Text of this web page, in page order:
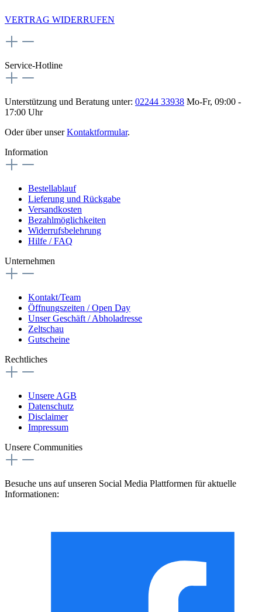
VERTRAG WIDERRUFEN
Service-Hotline
Unterstützung und Beratung unter: 02244 33938 Mo-Fr, 09:00 -
17:00 Uhr
Oder über unserKontaktformular.
Information
Bestellablauf
Lieferung und Rückgabe
Versandkosten
Bezahlmöglichkeiten
Widerrufsbelehrung
Hilfe / FAQ
Unternehmen
Kontakt/Team
Öffnungszeiten / Open Day
Unser Geschäft / Abholadresse
Zeltschau
Gutscheine
Rechtliches
Unsere AGB
Datenschutz
Disclaimer
Impressum
Unsere Communities
Besuche uns auf unseren Social Media Plattformen für aktuelle
Informationen: